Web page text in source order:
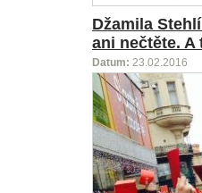
Džamila
ani nečtěte.
Datum: 23.02.2016